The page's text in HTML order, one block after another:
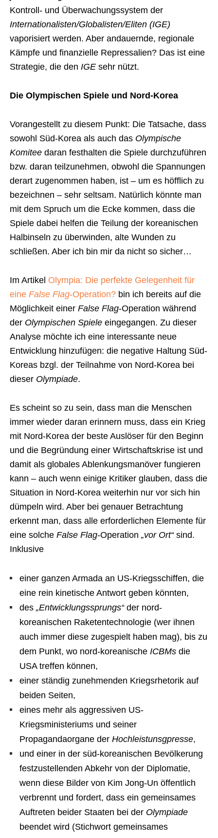
Kontroll- und Überwachungssystem der
Internationalisten/Globalisten/Eliten (IGE)
vaporisiert werden. Aber andauernde, regionale
Kämpfe und finanzielle Repressalien? Das ist eine
Strategie, die den IGE sehr nützt.
Die Olympischen Spiele und Nord-Korea
Vorangestellt zu diesem Punkt: Die Tatsache, dass
sowohl Süd-Korea als auch das Olympische
Komitee daran festhalten die Spiele durchzuführen
bzw. daran teilzunehmen, obwohl die Spannungen
derart zugenommen haben, ist – um es höfflich zu
bezeichnen – sehr seltsam. Natürlich könnte man
mit dem Spruch um die Ecke kommen, dass die
Spiele dabei helfen die Teilung der koreanischen
Halbinseln zu überwinden, alte Wunden zu
schließen. Aber ich bin mir da nicht so sicher…
Im Artikel Olympia: Die perfekte Gelegenheit für
eine False Flag-Operation? bin ich bereits auf die
Möglichkeit einer False Flag-Operation während
der Olympischen Spiele eingegangen. Zu dieser
Analyse möchte ich eine interessante neue
Entwicklung hinzufügen: die negative Haltung Süd-
Koreas bzgl. der Teilnahme von Nord-Korea bei
dieser Olympiade.
Es scheint so zu sein, dass man die Menschen
immer wieder daran erinnern muss, dass ein Krieg
mit Nord-Korea der beste Auslöser für den Beginn
und die Begründung einer Wirtschaftskrise ist und
damit als globales Ablenkungsmanöver fungieren
kann – auch wenn einige Kritiker glauben, dass die
Situation in Nord-Korea weiterhin nur vor sich hin
dümpeln wird. Aber bei genauer Betrachtung
erkennt man, dass alle erforderlichen Elemente für
eine solche False Flag-Operation „vor Ort“sind.
Inklusive
einer ganzen Armada an US-Kriegsschiffen, die
eine rein kinetische Antwort geben könnten,
des „Entwicklungssprungs“der nord-
koreanischen Raketentechnologie (wer ihnen
auch immer diese zugespielt haben mag), bis zu
dem Punkt, wo nord-koreanische ICBMs die
USA treffen können,
einer ständig zunehmenden Kriegsrhetorik auf
beiden Seiten,
eines mehr als aggressiven US-
Kriegsministeriums und seiner
Propagandaorgane der Hochleistunsgpresse,
und einer in der süd-koreanischen Bevölkerung
festzustellenden Abkehr von der Diplomatie,
wenn diese Bilder von Kim Jong-Un öffentlich
verbrennt und fordert, dass ein gemeinsames
Auftreten beider Staaten bei der Olympiade
beendet wird (Stichwort gemeinsames